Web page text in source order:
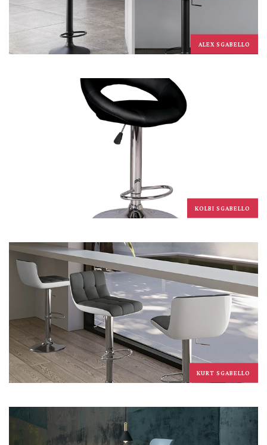
ALEX SGABELLO
KOLBI SGABELLO
KURT SGABELLO